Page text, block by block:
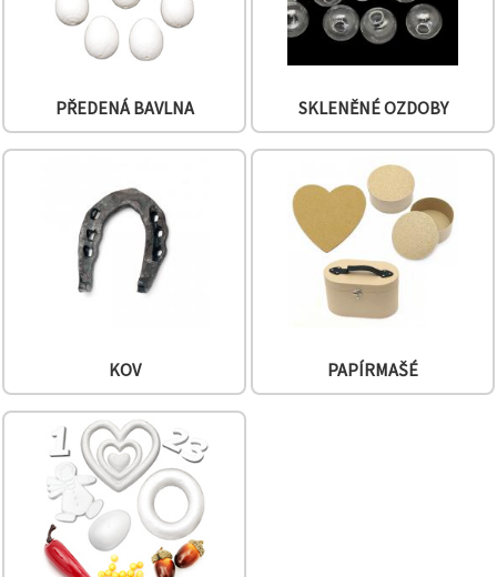
vše
Nastavení
PŘEDENÁ BAVLNA SKLENĚNÉ OZDOBY
KOV PAPÍRMAŠÉ